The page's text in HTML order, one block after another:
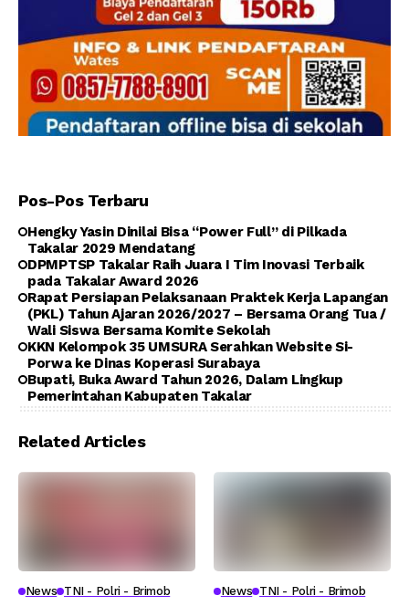
Pos-Pos Terbaru
Hengky Yasin Dinilai Bisa “Power Full” di Pilkada
Takalar 2029 Mendatang
DPMPTSP Takalar Raih Juara I Tim Inovasi Terbaik
pada Takalar Award 2026
Rapat Persiapan Pelaksanaan Praktek Kerja Lapangan
(PKL) Tahun Ajaran 2026/2027 – Bersama Orang Tua /
Wali Siswa Bersama Komite Sekolah
KKN Kelompok 35 UMSURA Serahkan Website Si-
Porwa ke Dinas Koperasi Surabaya
Bupati, Buka Award Tahun 2026, Dalam Lingkup
Pemerintahan Kabupaten Takalar
Related Articles
News TNI - Polri - Brimob News TNI - Polri - Brimob